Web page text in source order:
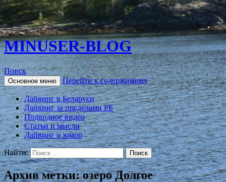
MINUSER-BLOG
Поиск
Основное меню Перейти к содержимому
Дайвинг в Беларуси
Дайвинг за пределами РБ
Подводное видео
Статьи и мысли
Дайвинг и юмор
Найти:
Архив метки: озеро Долгое